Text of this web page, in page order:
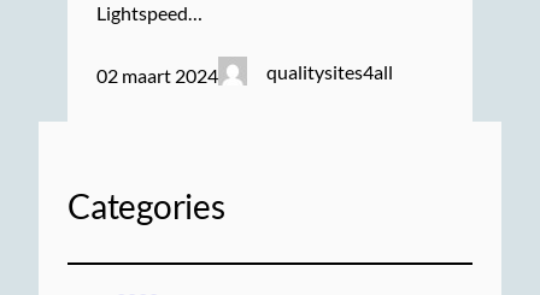
Lightspeed…
02 maart 2024 qualitysites4all
Categories